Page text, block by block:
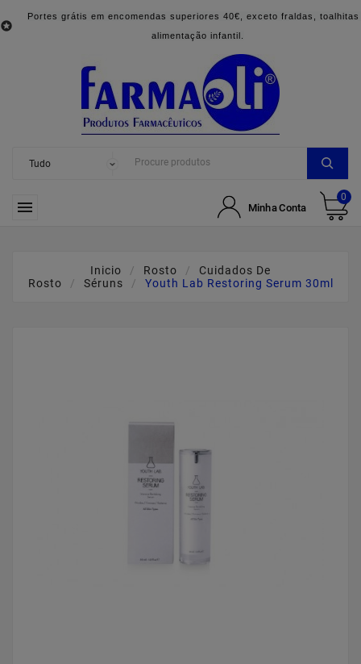

Portes grátis em encomendas superiores 40€, exceto fraldas, toalhitas
alimentação infantil.
 Minha Conta
0
Inicio Rosto
Cuidados De
Rosto
Séruns Youth Lab Restoring Serum 30ml